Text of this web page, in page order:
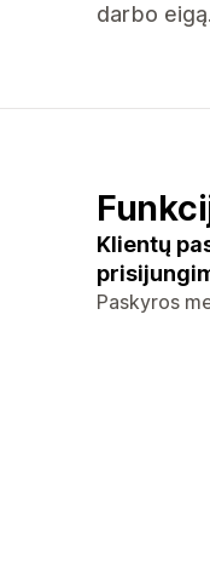
darbo eigą.
Klientų
Paskyros